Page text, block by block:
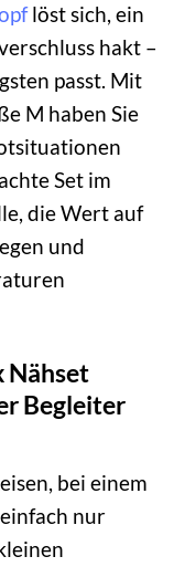
löst sich, ein
hakt –
passt. Mit
M haben Sie
Set im
die Wert auf
und
Nähset
Begleiter
bei einem
nur